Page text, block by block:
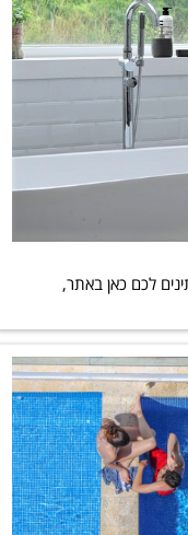
לכם כאן באתר,